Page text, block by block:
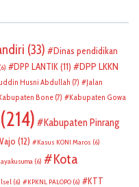
(33)
Dinas pendidikan
(6) DPP LANTIK(11)
DPP LKKN
Husni Abdullah (7)
Jalan
Bone (7) Kabupaten Gowa
(214)
Kabupaten Pinrang
(12) Kasus KONI Maros (6)
(6)
Kota
(6) KPKNL PALOPO (6)
KTT